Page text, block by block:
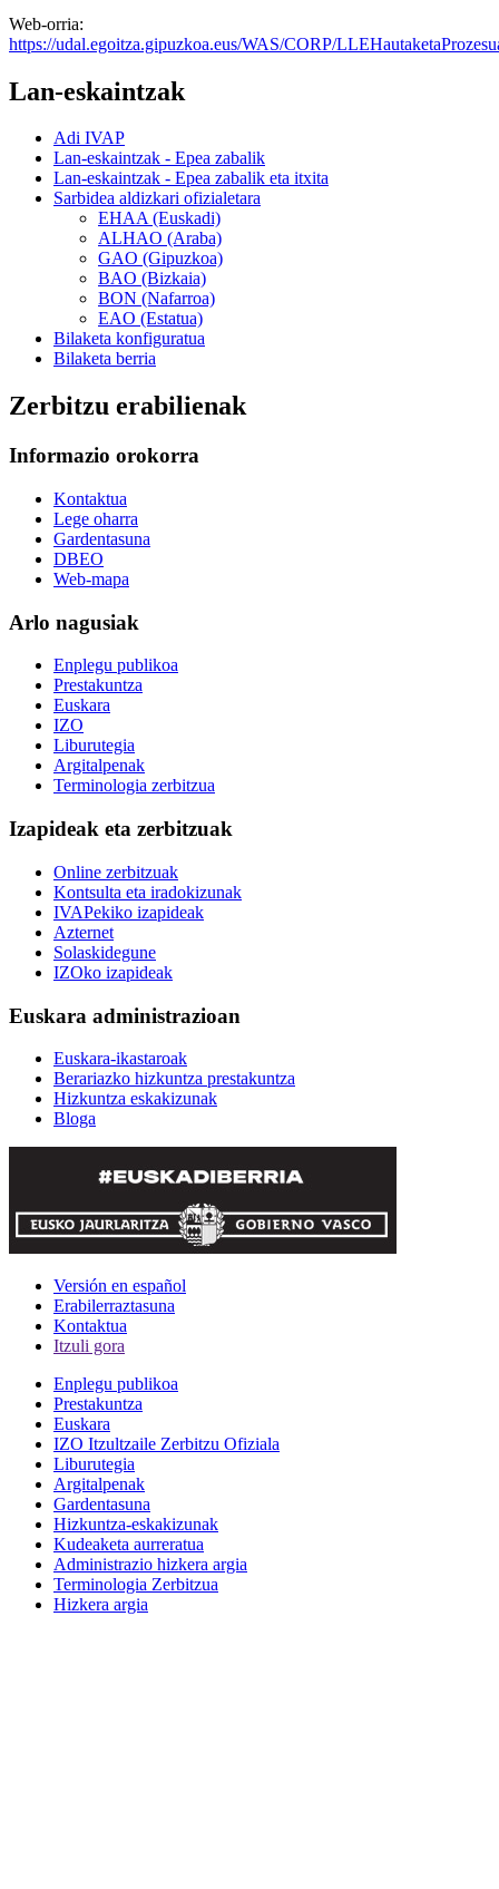
Web-orria:
https://udal.egoitza.gipuzkoa.eus/WAS/CORP/
Lan-eskaintzak
Adi IVAP
Lan-eskaintzak - Epea zabalik
Lan-eskaintzak - Epea zabalik eta itxita
Sarbidea aldizkari ofizialetara
EHAA (Euskadi)
ALHAO (Araba)
GAO (Gipuzkoa)
BAO (Bizkaia)
BON (Nafarroa)
EAO (Estatua)
Bilaketa konfiguratua
Bilaketa berria
Zerbitzu erabilienak
Informazio orokorra
Kontaktua
Lege oharra
Gardentasuna
DBEO
Web-mapa
Arlo nagusiak
Enplegu publikoa
Prestakuntza
Euskara
IZO
Liburutegia
Argitalpenak
Terminologia zerbitzua
Izapideak eta zerbitzuak
Online zerbitzuak
Kontsulta eta iradokizunak
IVAPekiko izapideak
Azternet
Solaskidegune
IZOko izapideak
Euskara administrazioan
Euskara-ikastaroak
Berariazko hizkuntza prestakuntza
Hizkuntza eskakizunak
Bloga
Versión en español
Erabilerraztasuna
Kontaktua
Itzuli gora
Enplegu publikoa
Prestakuntza
Euskara
IZO Itzultzaile Zerbitzu Ofiziala
Liburutegia
Argitalpenak
Gardentasuna
Hizkuntza-eskakizunak
Kudeaketa aurreratua
Administrazio hizkera argia
Terminologia Zerbitzua
Hizkera argia